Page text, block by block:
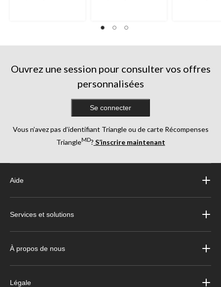
Ouvrez une session pour consulter vos offres
personnalisées
Se connecter
Vous n’avez pas d’identifiant Triangle ou de carte Récompenses
TriangleMD? S’inscrire maintenant
Aide
Services et solutions
À propos de nous
Légale